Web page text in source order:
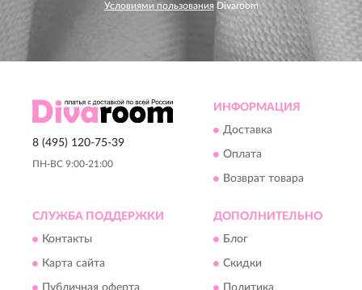
Условиями пользования Divaroom
8 (495) 120-75-39
ПН-ВС 9:00-21:00
ИНФОРМАЦИЯ
Доставка
Оплата
Возврат товара
СЛУЖБА ПОДДЕРЖКИ
Контакты
Карта сайта
ДОПОЛНИТЕЛЬНО
Блог
Скидки